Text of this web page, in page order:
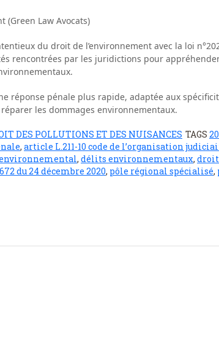
(Green Law Avocats)
du droit de l’environnement avec la loi
rencontrées par les juridictions pour
réponse pénale plus rapide, adaptée aux
les dommages environnementaux.
DES POLLUTIONS ET DES NUISANCES TAGS
, article L.211-10 code de l’organisation
, délits environnementaux, droit
du 24 décembre 2020, pôle régional spécialisé,